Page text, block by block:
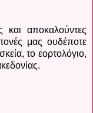
και αποκαλούντες
μας ουδέποτε
το εορτολόγιο,